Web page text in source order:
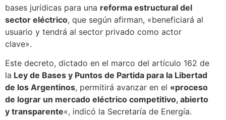
bases jurídicas para una reforma estructural del
sector eléctrico, que según afirman, «beneficiará al
usuario y tendrá al sector privado como actor
clave».
Este decreto, dictado en el marco del artículo 162 de
la Ley de Bases y Puntos de Partida para la Libertad
de los Argentinos, permitirá avanzar en el «proceso
de lograr un mercado eléctrico competitivo, abierto
y transparente«, indicó la Secretaría de Energía.